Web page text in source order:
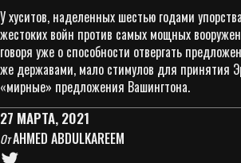
У хуситов, наделенных шестью годами
жестоких войн против самых мощных
говоря уже о способности отвергать
же державами, мало стимулов для принятия
«мирные» предложения Вашингтона.
27 МАРТА, 2021
ОтAHMED ABDULKAREEM